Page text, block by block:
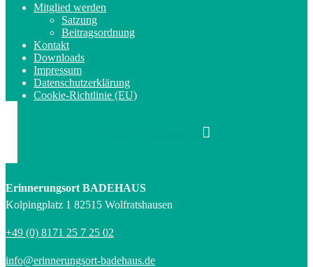
Mitglied werden
Satzung
Beitragsordnung
Kontakt
Downloads
Impressum
Datenschutzerklärung
Cookie-Richtlinie (EU)
Erinnerungsort BADEHAUS
Kolpingplatz 1 82515 Wolfratshausen
+49 (0) 8171 25 7 25 02
info@erinnerungsort-badehaus.de